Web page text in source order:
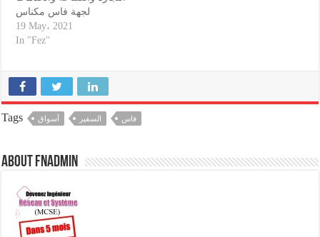
لجهة فاس مكناس
19 May، 2021
In "Fez"
Tags أسواق السفير فاس
About fnadmin